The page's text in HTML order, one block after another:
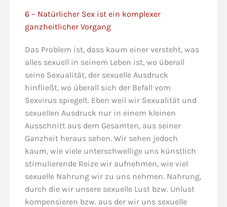
6 – Natürlicher Sex ist ein komplexer
ganzheitlicher Vorgang
Das Problem ist, dass kaum einer versteht, was
alles sexuell in seinem Leben ist, wo überall
seine Sexualität, der sexuelle Ausdruck
hinfließt, wo überall sich der Befall vom
Sexvirus spiegelt. Eben weil wir Sexualität und
sexuellen Ausdruck nur in einem kleinen
Ausschnitt aus dem Gesamten, aus seiner
Ganzheit heraus sehen. Wir sehen jedoch
kaum, wie viele unterschwellige uns künstlich
stimulierende Reize wir aufnehmen, wie viel
sexuelle Nahrung wir zu uns nehmen. Nahrung,
durch die wir unsere sexuelle Lust bzw. Unlust
kompensieren bzw. aus der wir uns sexuelle